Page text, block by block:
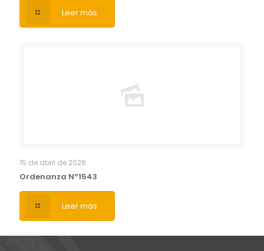
Leer más
15 de abril de 2026
Ordenanza Nº1543
Leer más